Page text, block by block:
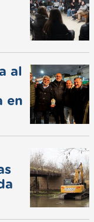
al
en